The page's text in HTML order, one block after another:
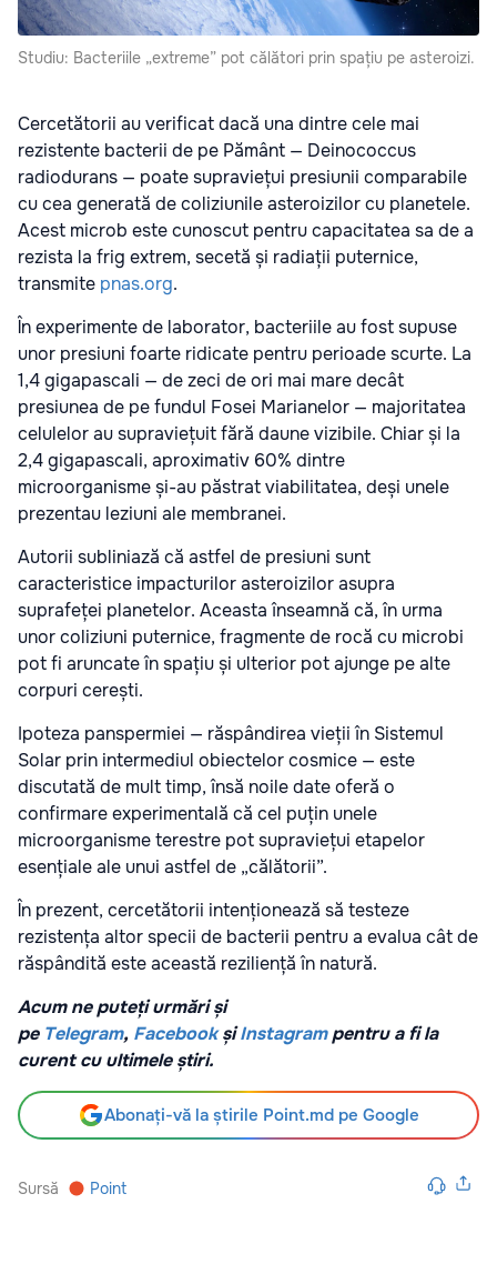
Studiu: Bacteriile „extreme” pot călători prin spațiu pe asteroizi.
Cercetătorii au verificat dacă una dintre cele mai
rezistente bacterii de pe Pământ — Deinococcus
radiodurans — poate supraviețui presiunii comparabile
cu cea generată de coliziunile asteroizilor cu planetele.
Acest microb este cunoscut pentru capacitatea sa de a
rezista la frig extrem, secetă și radiații puternice,
transmite pnas.org.
În experimente de laborator, bacteriile au fost supuse
unor presiuni foarte ridicate pentru perioade scurte. La
1,4 gigapascali — de zeci de ori mai mare decât
presiunea de pe fundul Fosei Marianelor — majoritatea
celulelor au supraviețuit fără daune vizibile. Chiar și la
2,4 gigapascali, aproximativ 60% dintre
microorganisme și-au păstrat viabilitatea, deși unele
prezentau leziuni ale membranei.
Autorii subliniază că astfel de presiuni sunt
caracteristice impacturilor asteroizilor asupra
suprafeței planetelor. Aceasta înseamnă că, în urma
unor coliziuni puternice, fragmente de rocă cu microbi
pot fi aruncate în spațiu și ulterior pot ajunge pe alte
corpuri cerești.
Ipoteza panspermiei — răspândirea vieții în Sistemul
Solar prin intermediul obiectelor cosmice — este
discutată de mult timp, însă noile date oferă o
confirmare experimentală că cel puțin unele
microorganisme terestre pot supraviețui etapelor
esențiale ale unui astfel de „călătorii”.
În prezent, cercetătorii intenționează să testeze
rezistența altor specii de bacterii pentru a evalua cât de
răspândită este această reziliență în natură.
Acum ne puteți urmări și
pe Telegram, Facebook șiInstagrampentru a fi la
curent cu ultimele știri.
Abonați-vă la știrile Point.md pe Google
Sursă Point